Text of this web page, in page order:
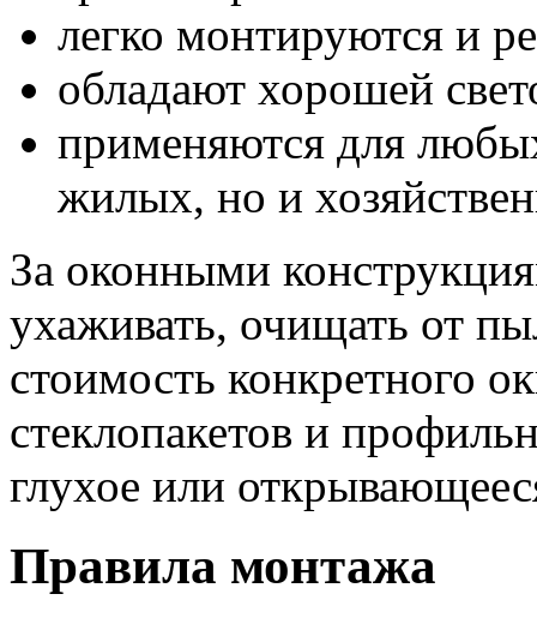
легко монтируются и
обладают хорошей
применяются для
жилых, но и
За оконными
ухаживать, очищать от
стоимость конкретного
стеклопакетов и
глухое или
Правила монтажа